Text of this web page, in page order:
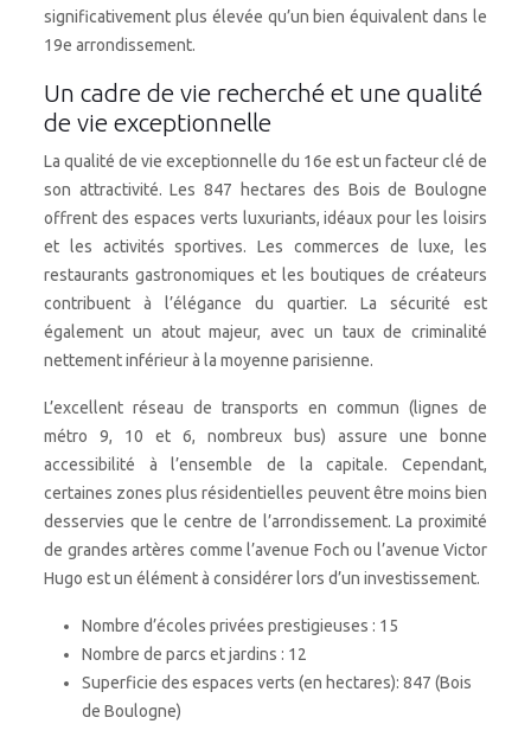
significativement plus élevée qu’un bien équivalent dans le
19e arrondissement.
Un cadre de vie recherché et une qualité
de vie exceptionnelle
La qualité de vie exceptionnelle du 16e est un facteur clé de
son attractivité. Les 847 hectares des Bois de Boulogne
offrent des espaces verts luxuriants, idéaux pour les loisirs
et les activités sportives. Les commerces de luxe, les
restaurants gastronomiques et les boutiques de créateurs
contribuent à l’élégance du quartier. La sécurité est
également un atout majeur, avec un taux de criminalité
nettement inférieur à la moyenne parisienne.
L’excellent réseau de transports en commun (lignes de
métro 9, 10 et 6, nombreux bus) assure une bonne
accessibilité à l’ensemble de la capitale. Cependant,
certaines zones plus résidentielles peuvent être moins bien
desservies que le centre de l’arrondissement. La proximité
de grandes artères comme l’avenue Foch ou l’avenue Victor
Hugo est un élément à considérer lors d’un investissement.
Nombre d’écoles privées prestigieuses : 15
Nombre de parcs et jardins : 12
Superficie des espaces verts (en hectares): 847 (Bois
de Boulogne)